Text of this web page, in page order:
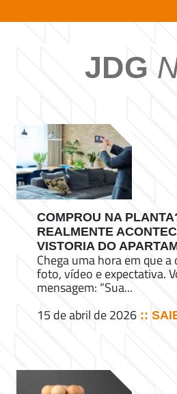
JDG
COMPROU NA
REALMENTE
VISTORIA DO
Chega uma hora em que a
foto, vídeo e expectativa.
mensagem: “Sua...
15 de abril de 2026 ::